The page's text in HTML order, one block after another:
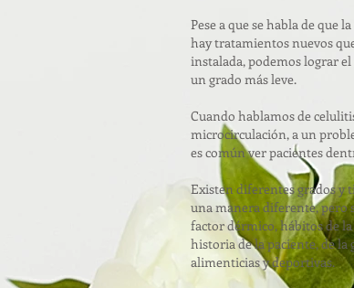
Pese a que se habla de que
hay tratamientos nuevos
instalada, podemos lograr
un grado más leve.
Cuando hablamos de
microcirculación, a un
es común ver pacientes
Existen diferentes grados y
una manera diferente, pero
factor dérmico, hábitos de
historia de la paciente, de la
alimenticias y deportivas.